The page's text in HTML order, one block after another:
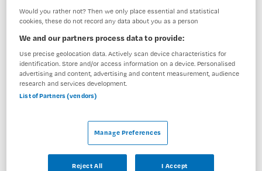
Vacature niet beschikbaar
Deze vacature Verpleegkundige Acute opname Ouderen
bij GGz Centraal is niet meer actueel. Hieronder staan
enkele vergelijkbare vacatures die voor u wellicht
interessant zijn.
Would you rather not? Then we only place essential and statistical
cookies, these do not record any data about you as a person
We and our partners process data to provide:
Use precise geolocation data. Actively scan device characteristics for
identification. Store and/or access information on a device. Personalised
advertising and content, advertising and content measurement, audience
research and services development.
List of Partners (vendors)
Manage Preferences
Reject All I Accept